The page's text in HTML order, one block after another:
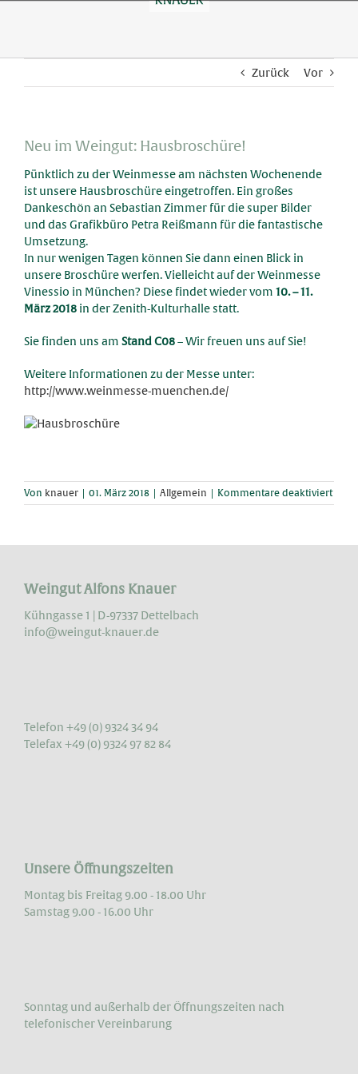
Zurück Vor
Neu im Weingut: Hausbroschüre!
Pünktlich zu der Weinmesse am nächsten Wochenende
ist unsere Hausbroschüre eingetroffen. Ein großes
Dankeschön an Sebastian Zimmer für die super Bilder
und das Grafikbüro Petra Reißmann für die fantastische
Umsetzung.
In nur wenigen Tagen können Sie dann einen Blick in
unsere Broschüre werfen. Vielleicht auf der Weinmesse
Vinessio in München? Diese findet wieder vom 10. – 11.
März 2018 in der Zenith-Kulturhalle statt.
Sie finden uns am Stand C08– Wir freuen uns auf Sie!
Weitere Informationen zu der Messe unter:
http://www.weinmesse-muenchen.de/
Von knauer 01. März 2018 Allgemein Kommentare deaktiviertfür
Neu
Weingut Alfons Knauer
Kühngasse 1 | D-97337 Dettelbach
info@weingut-knauer.de
Telefon +49 (0) 9324 34 94
Telefax +49 (0) 9324 97 82 84
Unsere Öffnungszeiten
Montag bis Freitag 9.00 - 18.00 Uhr
Samstag 9.00 - 16.00 Uhr
Sonntag und außerhalb der Öffnungs­zeiten nach
telefonischer Vereinbarung